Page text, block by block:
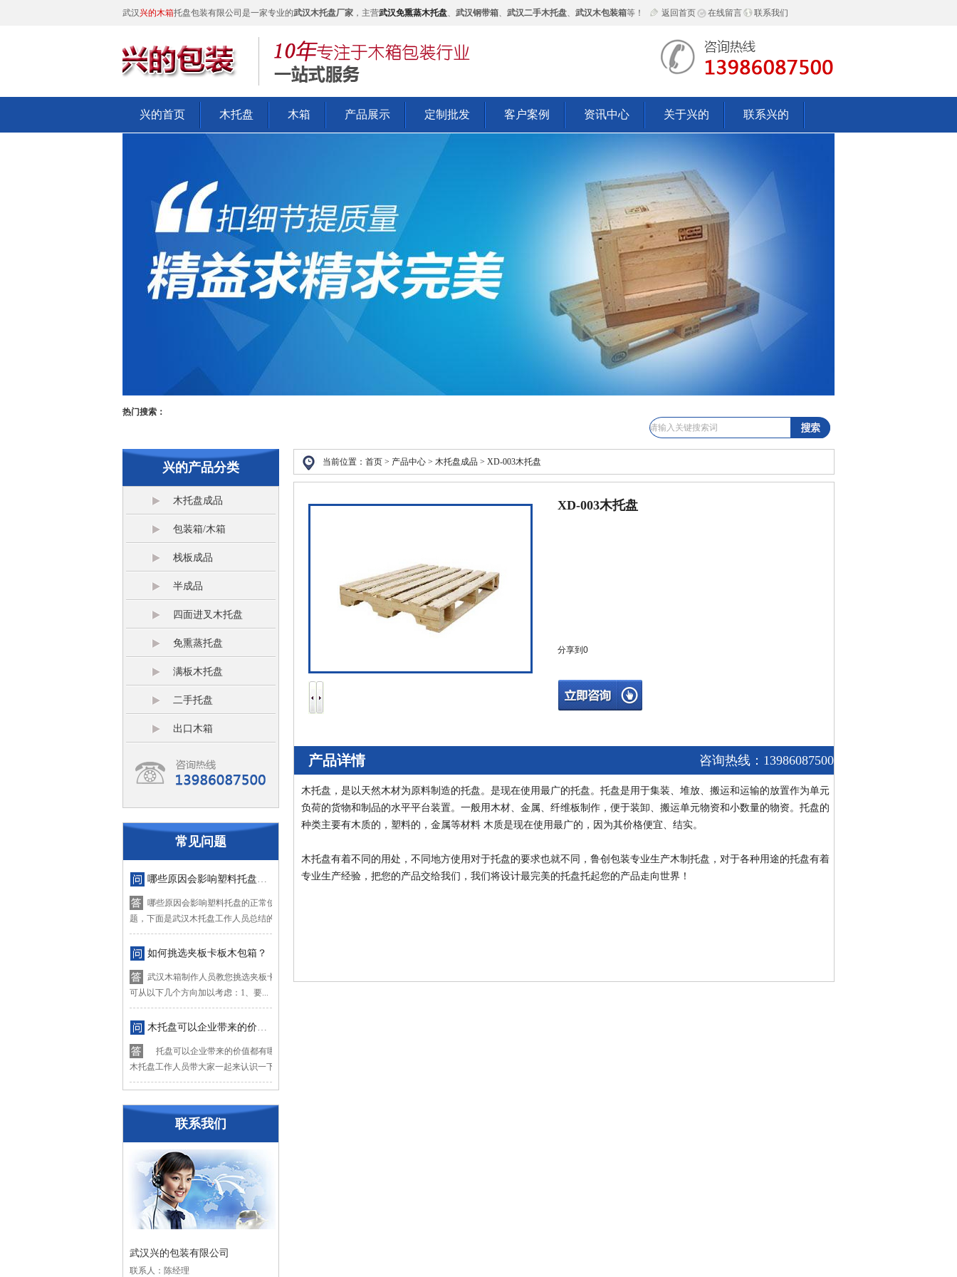
武汉兴的木箱托盘包装有限公司是一家专业的武汉木托盘厂家 ，主营武汉免熏蒸木托盘、 武汉钢带箱、 武汉二手木托盘、 武汉木包装箱等！ 返回首页 在线留言 联系我们
兴的首页 木托盘 木箱 产品展示 定制批发 客户案例 资讯中心 关于兴的 联系兴的
热门搜索：
兴的产品分类
木托盘成品
包装箱/木箱
栈板成品
半成品
四面进叉木托盘
免熏蒸托盘
满板木托盘
二手托盘
出口木箱
常见问题
哪些原因会影响塑料托盘的正常使用？
哪些原因会影响塑料托盘的正常使用？对于这个问
题，下面是武汉木托盘工作人员总结的四...
如何挑选夹板卡板木包箱？
武汉木箱制作人员教您挑选夹板卡板木箱，挑选时
可从以下几个方向加以考虑：1、要...
木托盘可以企业带来的价值都有哪些？
托盘可以企业带来的价值都有哪些？下面让武汉
木托盘工作人员带大家一起来认识一下木...
联系我们
武汉兴的包装有限公司
联系人：陈经理
当前位置： 首页 > 产品中心 > 木托盘成品 > XD-003木托盘
XD-003木托盘
分享到 0
产品详情 咨询热线：13986087500
木托盘，是以天然木材为原料制造的托盘。是现在使用最广的托盘。托盘是用于集装、堆放、搬运和运输的放置作为单元
负荷的货物和制品的水平平台装置。一般用木材、金属、纤维板制作，便于装卸、搬运单元物资和小数量的物资。托盘的
种类主要有木质的，塑料的，金属等材料 木质是现在使用最广的，因为其价格便宜、结实。
木托盘有着不同的用处，不同地方使用对于托盘的要求也就不同，鲁创包装专业生产木制托盘，对于各种用途的托盘有着
专业生产经验，把您的产品交给我们，我们将设计最完美的托盘托起您的产品走向世界！